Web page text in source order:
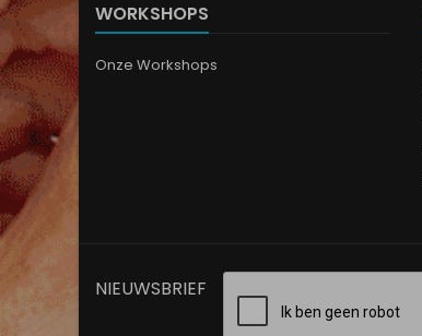
WORKSHOPS
Onze Workshops
NIEUWSBRIEF